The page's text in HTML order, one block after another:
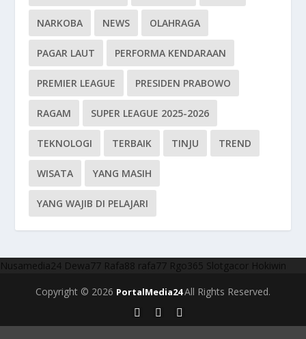
NARKOBA NEWS OLAHRAGA
PAGAR LAUT PERFORMA KENDARAAN
PREMIER LEAGUE PRESIDEN PRABOWO
RAGAM SUPER LEAGUE 2025-2026
TEKNOLOGI TERBAIK TINJU TREND
WISATA YANG MASIH
YANG WAJIB DI PELAJARI
Nusamedia24 Dewa77 Rafa88 rafa77 Rgo365 Slotgacor Hokiwin
Copyright © 2026 PortalMedia24All Rights Reserved.